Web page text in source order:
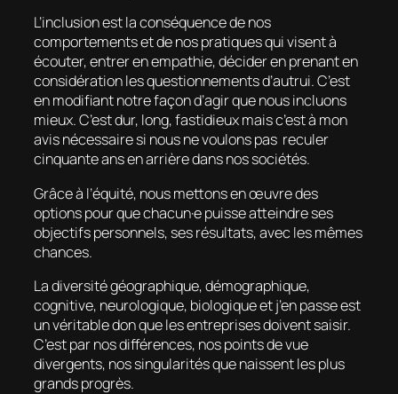
L’inclusion est la conséquence de nos
comportements et de nos pratiques qui visent à
écouter, entrer en empathie, décider en prenant en
considération les questionnements d’autrui. C’est
en modifiant notre façon d’agir que nous incluons
mieux. C’est dur, long, fastidieux mais c’est à mon
avis nécessaire si nous ne voulons pas reculer
cinquante ans en arrière dans nos sociétés.
Grâce à l’équité, nous mettons en œuvre des
options pour que chacun·e puisse atteindre ses
objectifs personnels, ses résultats, avec les mêmes
chances.
La diversité géographique, démographique,
cognitive, neurologique, biologique et j’en passe est
un véritable don que les entreprises doivent saisir.
C’est par nos différences, nos points de vue
divergents, nos singularités que naissent les plus
grands progrès.